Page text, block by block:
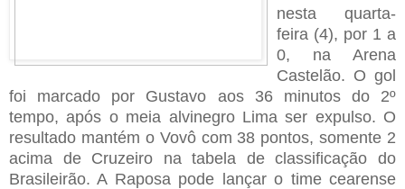
nesta quarta-
feira (4), por 1 a
0, na Arena
Castelão. O gol
foi marcado por Gustavo aos 36 minutos do 2º
tempo, após o meia alvinegro Lima ser expulso. O
resultado mantém o Vovô com 38 pontos, somente 2
acima de Cruzeiro na tabela de classificação do
Brasileirão. A Raposa pode lançar o time cearense